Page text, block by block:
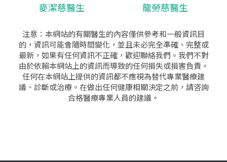
麥潔慈醫生 龍勞慈醫生
注意：本網站的有關醫生的內容僅供參考和一般資訊目
的，資訊可能會隨時間變化，並且未必完全準確、完整或
最新，如果有任何資訊不正確，歡迎聯絡我們。我們不對
由於依賴本網站上的資訊而導致的任何損失或損害負責。
任何在本網站上提供的資訊都不應視為替代專業醫療建
議、診斷或治療。在做出任何健康相關決定之前，請咨詢
合格醫療專業人員的建議。